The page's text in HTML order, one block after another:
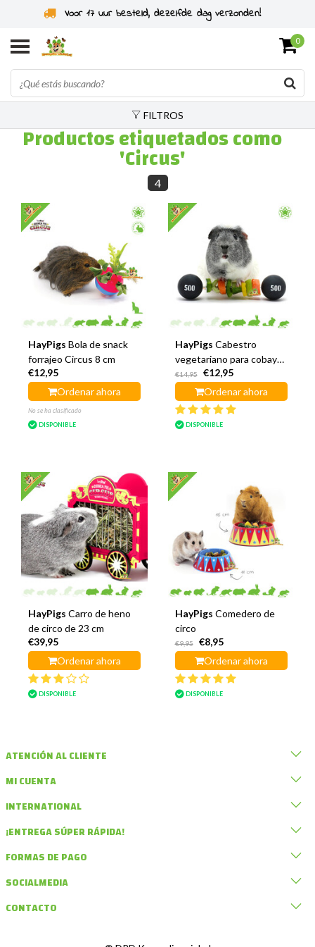
Voor 17 uur besteld, dezelfde dag verzonden!
0
FILTROS
Productos etiquetados como
'Circus'
4
HayPigs Bola de snack
forrajeo Circus 8 cm
€12,95
Ordenar ahora
No se ha clasificado
DISPONIBLE
HayPigs Cabestro
vegetariano para cobayas
de circo de 22 cm
€14,95
€12,95
Ordenar ahora
DISPONIBLE
HayPigs Carro de heno
de circo de 23 cm
€39,95
Ordenar ahora
DISPONIBLE
HayPigs Comedero de
circo
€9,95
€8,95
Ordenar ahora
DISPONIBLE
ATENCIÓN AL CLIENTE
MI CUENTA
INTERNATIONAL
¡ENTREGA SÚPER RÁPIDA!
FORMAS DE PAGO
SOCIALMEDIA
CONTACTO